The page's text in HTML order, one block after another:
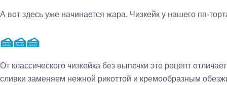
А вот здесь уже начинается жара. Чизкейк у нашего пп-
🍰🍰🍰
От классического чизкейка без выпечки это рецепт
сливки заменяем нежной рикоттой и кремообразным